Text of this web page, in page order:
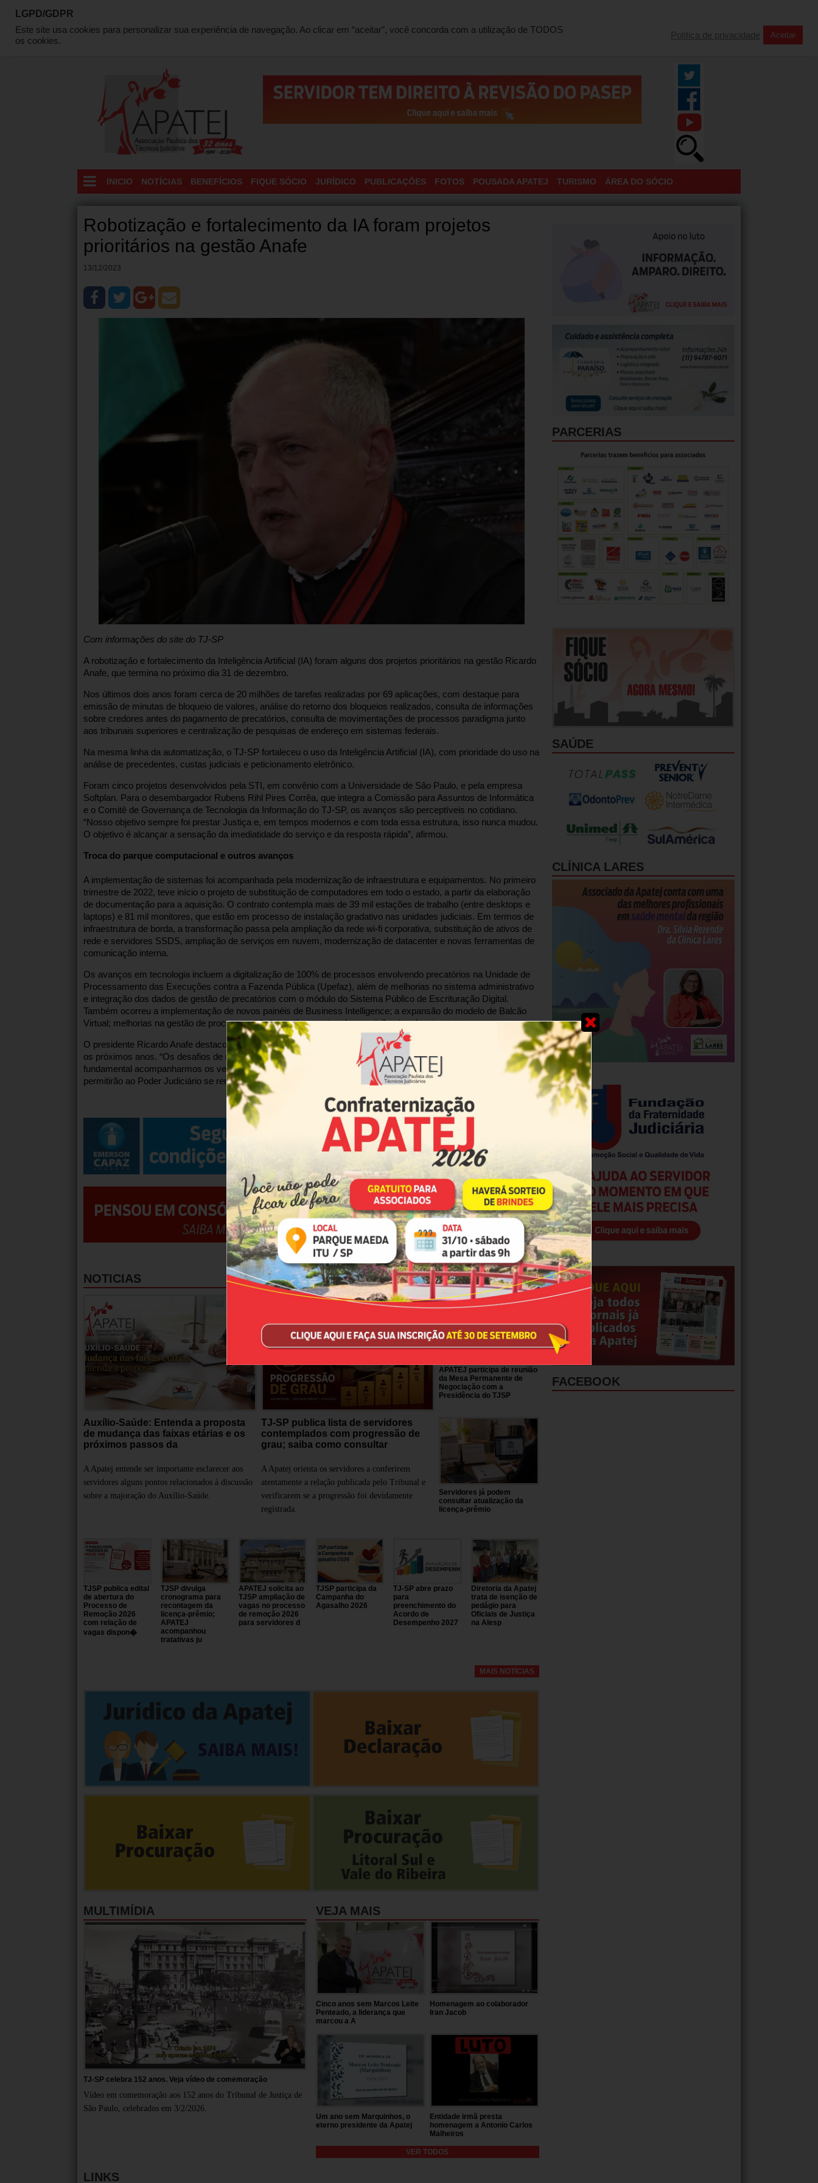
QUEM SOMOS DIRETORIA LOCALIZAÇÃO CONTATO
INICIO NOTÍCIAS BENEFÍCIOS FIQUE SÓCIO JURÍDICO PUBLICAÇÕES FOTOS POUSADA APATEJ TURISMO ÁREA DO SÓCIO
Robotização e fortalecimento da IA foram projetos
prioritários na gestão Anafe
13/12/2023
Com informações do site do TJ-SP
A robotização e fortalecimento da Inteligência Artificial (IA) foram alguns dos projetos prioritários na gestão Ricardo
Anafe, que termina no próximo dia 31 de dezembro.
Nos últimos dois anos foram cerca de 20 milhões de tarefas realizadas por 69 aplicações, com destaque para
emissão de minutas de bloqueio de valores, análise do retorno dos bloqueios realizados, consulta de informações
sobre credores antes do pagamento de precatórios, consulta de movimentações de processos paradigma junto
aos tribunais superiores e centralização de pesquisas de endereço em sistemas federais.
Na mesma linha da automatização, o TJ-SP fortaleceu o uso da Inteligência Artificial (IA), com prioridade do uso na
análise de precedentes, custas judiciais e peticionamento eletrônico.
Foram cinco projetos desenvolvidos pela STI, em convênio com a Universidade de São Paulo, e pela empresa
Softplan. Para o desembargador Rubens Rihl Pires Corrêa, que integra a Comissão para Assuntos de Informática
e o Comitê de Governança de Tecnologia da Informação do TJ-SP, os avanços são perceptíveis no cotidiano.
“Nosso objetivo sempre foi prestar Justiça e, em tempos modernos e com toda essa estrutura, isso nunca mudou.
O objetivo é alcançar a sensação da imediatidade do serviço e da resposta rápida”, afirmou.
Troca do parque computacional e outros avanços
A implementação de sistemas foi acompanhada pela modernização de infraestrutura e equipamentos. No primeiro
trimestre de 2022, teve início o projeto de substituição de computadores em todo o estado, a partir da elaboração
de documentação para a aquisição. O contrato contempla mais de 39 mil estações de trabalho (entre desktops e
laptops) e 81 mil monitores, que estão em processo de instalação gradativo nas unidades judiciais. Em termos de
infraestrutura de borda, a transformação passa pela ampliação da rede wi-fi corporativa, substituição de ativos de
rede e servidores SSDS, ampliação de serviços em nuvem, modernização de datacenter e novas ferramentas de
comunicação interna.
Os avanços em tecnologia incluem a digitalização de 100% de processos envolvendo precatórios na Unidade de
Processamento das Execuções contra a Fazenda Pública (Upefaz), além de melhorias no sistema administrativo
e integração dos dados de gestão de precatórios com o módulo do Sistema Público de Escrituração Digital.
Também ocorreu a implementação de novos painéis de Business Intelligence; a expansão do modelo de Balcão
Virtual; melhorias na gestão de processos administrativos e atas de correição virtual; entre outros.
O presidente Ricardo Anafe destacou que o conjunto de iniciativas deixa o Judiciário paulista mais preparado para
os próximos anos. “Os desafios de um mundo digitalizado exigem esforço constante do Poder Judiciário. (…) É
fundamental acompanharmos os ventos da modernidade para que possamos dar continuidade às mudanças que
permitirão ao Poder Judiciário se renovar diante da evolução social e tecnológica.”
NOTICIAS
Auxílio-Saúde: Entenda a proposta
de mudança das faixas etárias e os
próximos passos da
A Apatej entende ser importante esclarecer aos
servidores alguns pontos relacionados à discussão
sobre a majoração do Auxílio-Saúde.
TJ-SP publica lista de servidores
contemplados com progressão de
grau; saiba como consultar
A Apatej orienta os servidores a conferirem
atentamente a relação publicada pelo Tribunal e
verificarem se a progressão foi devidamente
registrada.
APATEJ participa de reunião
da Mesa Permanente de
Negociação com a
Presidência do TJSP
Servidores já podem
consultar atualização da
licença-prêmio
TJSP publica edital
de abertura do
Processo de
Remoção 2026
com relação de
vagas dispon�
TJSP divulga
cronograma para
recontagem da
licença-prêmio;
APATEJ
acompanhou
tratativas ju
APATEJ solicita ao
TJSP ampliação de
vagas no processo
de remoção 2026
para servidores d
TJSP participa da
Campanha do
Agasalho 2026
TJ-SP abre prazo
para
preenchimento do
Acordo de
Desempenho 2027
Diretoria da Apatej
trata de isenção de
pedágio para
Oficiais de Justiça
na Alesp
MAIS NOTÍCIAS
MULTIMÍDIA
TJ-SP celebra 152 anos. Veja vídeo de comemoração
Vídeo em comemoração aos 152 anos do Tribunal de Justiça de
São Paulo, celebrados em 3/2/2026.
VEJA MAIS
Cinco anos sem Marcos Leite
Penteado, a liderança que
marcou a A
Homenagem ao colaborador
Iran Jacob
Um ano sem Marquinhos, o
eterno presidente da Apatej
Entidade irmã presta
homenagem a Antonio Carlos
Malheiros
VER TODOS
LINKS
PARCERIAS
SAÚDE
CLÍNICA LARES
FACEBOOK
LGPD/GDPR
Este site usa cookies para personalizar sua experiência de navegação. Ao clicar em “aceitar”, você concorda com a utilização de TODOS
os cookies.
Política de privacidade Aceitar